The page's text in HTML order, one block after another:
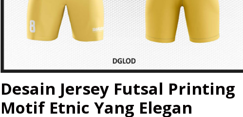
Desain Jersey Futsal Printing
Motif Etnic Yang Elegan